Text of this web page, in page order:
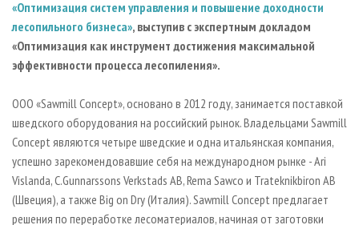
ПРОИЗВОДСТВО МЕБЕЛИ
БИОЭНЕРГЕТИКА
ИНСТРУМЕНТ И МАТЕРИАЛЫ
ПРИОРИТЕТНЫЕ ИНВЕСТПРОЕКТЫ
RUSSIAN FORESTRY REVIEW
БИБЛИОТЕКА СПЕЦИАЛИСТА
«Оптимизация систем управления и повышение доходности
лесопильного бизнеса», выступив с экспертным докладом
«Оптимизация как инструмент достижения максимальной
эффективности процесса лесопиления».
OOO «Sawmill Concept», основано в 2012 году, занимается поставкой
шведского оборудования на российский рынок. Владельцами Sawmill
Concept являются четыре шведские и одна итальянская компания,
успешно зарекомендовавшие себя на международном рынке - Аri
Vislanda, C.Gunnarssons Verkstads AB, Rema Sawco и Trateknikbiron AB
(Швеция), а также Big on Dry (Италия). Sawmill Concept предлагает
решения по переработке лесоматериалов, начиная от заготовки